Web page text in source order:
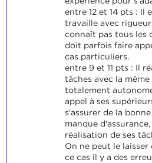
entre 12 et 14 pts : Il
travaille avec
connaît pas tous les
doit parfois faire
cas particuliers.
entre 9 et 11 pts : Il
tâches avec la
totalement
appel à ses
s'assurer de la
manque
réalisation de ses
On ne peut le laisser
ce cas il y a des